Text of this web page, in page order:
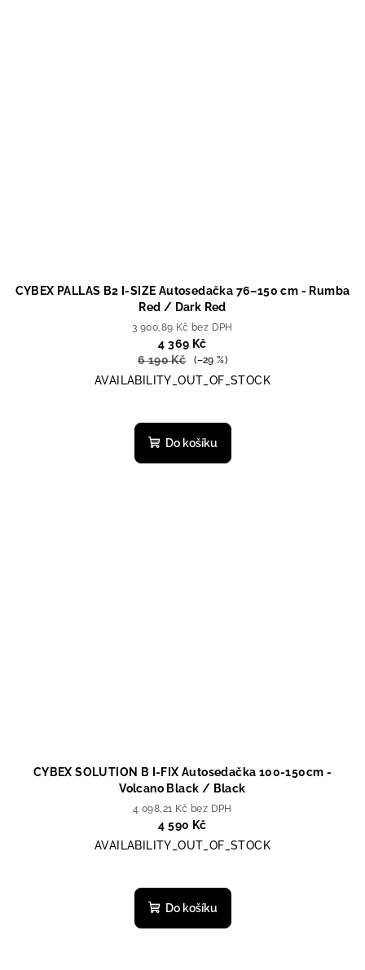
CYBEX PALLAS B2 I-SIZE Autosedačka 76–150 cm - Rumba
Red / Dark Red
3 900,89 Kč bez DPH
4 369 Kč
6 190 Kč
(–29 %)
AVAILABILITY_OUT_OF_STOCK
Do košíku
CYBEX SOLUTION B I-FIX Autosedačka 100-150cm -
Volcano Black / Black
4 098,21 Kč bez DPH
4 590 Kč
AVAILABILITY_OUT_OF_STOCK
Do košíku